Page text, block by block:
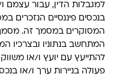
למגבלות הדין, עבור עצמם
בנכסים פיננסיים הנזכרים
המסוקרים במסמך זה. מסמך
המתחשב בנתוניו ובצרכיו
להתייעץ עם יועץ ו/או
פעולה בניירות ערך ו/או